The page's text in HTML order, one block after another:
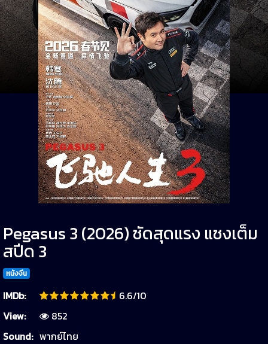
Pegasus 3 (2026) ซัดสุดแรง แซงเต็ม
สปีด 3
หนังจีน
IMDb:
6.6/10
View:
852
Sound: พากย์ไทย